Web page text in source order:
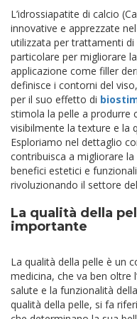
L’idrossiapatite di calcio
innovative e apprezzate
utilizzata per trattamenti
particolare per migliorare la
applicazione come filler
definisce i contorni del
per il suo effetto di
stimola la pelle a produrre
visibilmente la texture e la
Esploriamo nel dettaglio
contribuisca a migliorare
benefici estetici e
rivoluzionando il settore
La qualità della
importante
La qualità della pelle è un
medicina, che va ben oltre
salute e la funzionalità
qualità della pelle, si fa